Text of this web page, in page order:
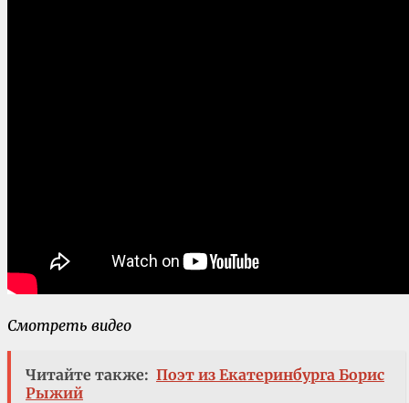
Смотреть видео
Читайте также: Поэт из Екатеринбурга Борис
Рыжий